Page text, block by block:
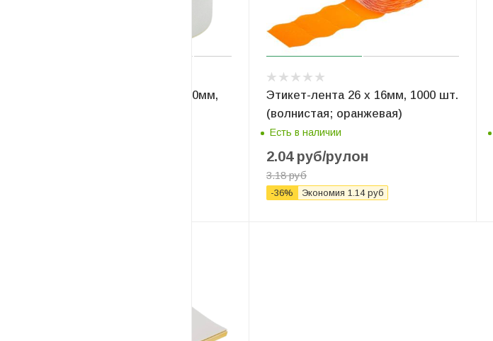
Этикетка термоЭКО 58 x 60мм,
Этикет-лента 26 x 16мм, 1000 шт.
(волнистая; оранжевая)
Есть в наличии
2.04руб/рулон
3.18руб
-36% Экономия 1.14руб